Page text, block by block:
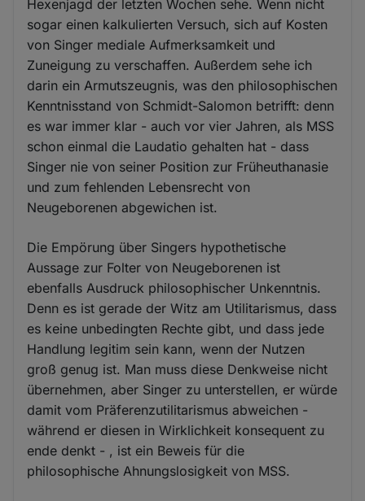
Hexenjagd der letzten Wochen sehe. Wenn nicht
sogar einen kalkulierten Versuch, sich auf Kosten
von Singer mediale Aufmerksamkeit und
Zuneigung zu verschaffen. Außerdem sehe ich
darin ein Armutszeugnis, was den philosophischen
Kenntnisstand von Schmidt-Salomon betrifft: denn
es war immer klar - auch vor vier Jahren, als MSS
schon einmal die Laudatio gehalten hat - dass
Singer nie von seiner Position zur Früheuthanasie
und zum fehlenden Lebensrecht von
Neugeborenen abgewichen ist.
Die Empörung über Singers hypothetische
Aussage zur Folter von Neugeborenen ist
ebenfalls Ausdruck philosophischer Unkenntnis.
Denn es ist gerade der Witz am Utilitarismus, dass
es keine unbedingten Rechte gibt, und dass jede
Handlung legitim sein kann, wenn der Nutzen
groß genug ist. Man muss diese Denkweise nicht
übernehmen, aber Singer zu unterstellen, er würde
damit vom Präferenzutilitarismus abweichen -
während er diesen in Wirklichkeit konsequent zu
ende denkt - , ist ein Beweis für die
philosophische Ahnungslosigkeit von MSS.